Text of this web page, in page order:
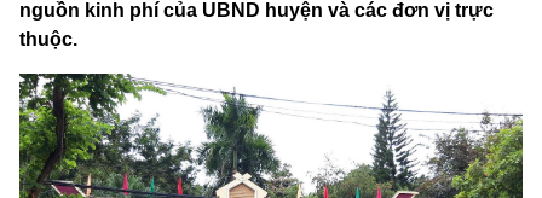
nguồn kinh phí của UBND huyện và các đơn vị trực
thuộc.